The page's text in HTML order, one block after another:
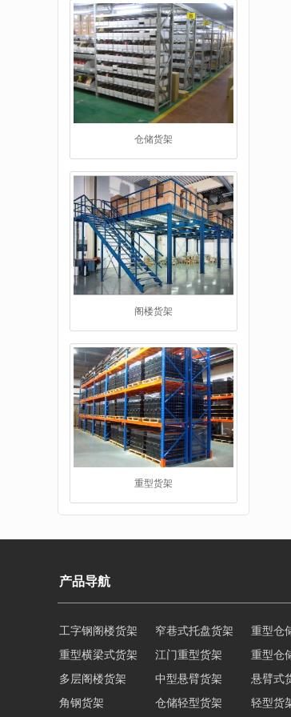
阁楼货架
重型货架
堆垛架
工字钢平台
产品导航
重型横梁式货架 江门重型货架
多层阁楼货架
中型悬臂货架 悬臂式
角钢货架
仓储轻型货架 轻型货
移动式货架
横梁式重型货架 阁楼货